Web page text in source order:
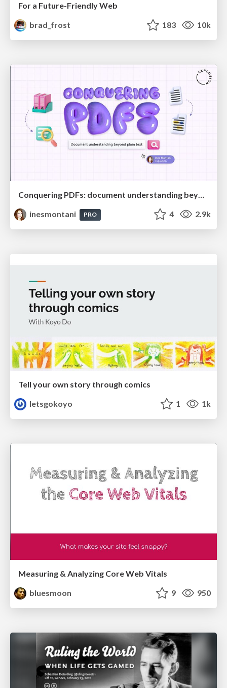
For a Future-Friendly Web
brad_frost
183 10k
Conquering PDFs: document understanding beyond plain text
inesmontani
PRO 4 2.9k
Tell your own story through comics
letsgokoyo
1 1k
Measuring & Analyzing Core Web Vitals
bluesmoon
9 950